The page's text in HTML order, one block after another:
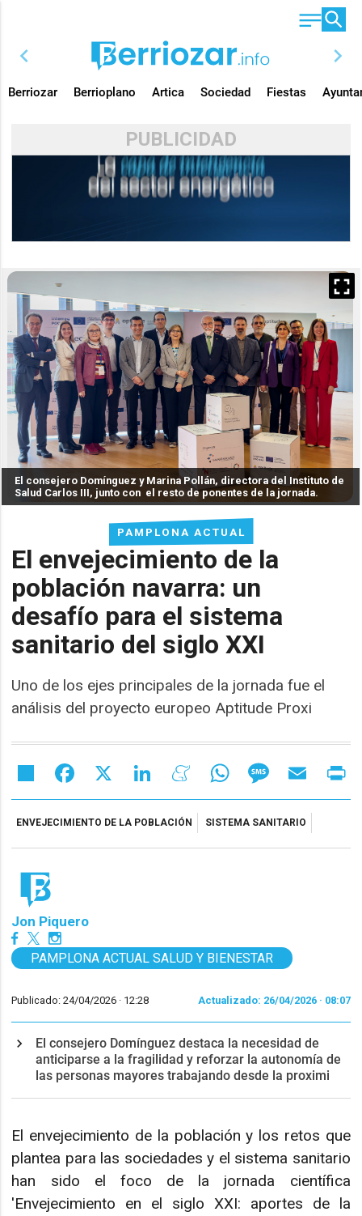
chevron_left chevron_right
Berriozar Berrioplano Artica Sociedad Fiestas
PUBLICIDAD
PAMPLONA ACTUAL
El envejecimiento de la
población navarra: un
desafío para el sistema
sanitario del siglo XXI
Uno de los ejes principales de la jornada fue el
análisis del proyecto europeo Aptitude Proxi
El consejero Domínguez y Marina Pollán, directora del Instituto de
Salud Carlos III, junto con el resto de ponentes de la jornada.
Share Facebook LinkedIn MeneameWhatsAppMessageEmail
ENVEJECIMIENTO DE LA POBLACIÓN SISTEMA SANITARIO
Jon Piquero
PAMPLONA ACTUAL SALUD Y BIENESTAR
Publicado: 24/04/2026 · 12:28 Actualizado: 26/04/2026 · 08:07
El consejero Domínguez destaca la necesidad de
anticiparse a la fragilidad y reforzar la autonomía de
las personas mayores trabajando desde la proximi
El envejecimiento de la población y los retos que
plantea para las sociedades y el sistema sanitario
han sido el foco de la jornada científica
'Envejecimiento en el siglo XXI: aportes de la